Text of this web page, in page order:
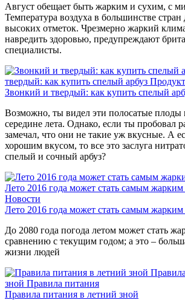
Август обещает быть жарким и сухим, с
Температура воздуха в большинстве стран
высоких отметок. Чрезмерно жаркий
навредить здоровью, предупреждают
специалисты.
твердый: как купить спелый арбуз
Звонкий и твердый: как купить спелый
Возможно, ты видел эти полосатые плоды
середине лета. Однако, если ты пробовал
замечал, что они не такие уж вкусные. А
хорошим вкусом, то все это заслуга
спелый и сочный арбуз?
Лето 2016 года может стать самым
Новости
Лето 2016 года может стать самым
До 2080 года погода летом может стать
сравнению с текущим годом; а это –
жизни людей
зной Правила питания
Правила питания в летний зной